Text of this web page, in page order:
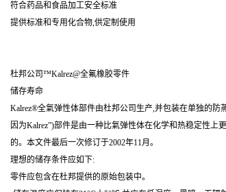
符合药品和食品加工安全标准
提供标准和专用化合物,供定制使用
杜邦公司™Kalrez@全氟橡胶零件
储存寿命
Kalrez®全氣弹性体部件由杜邦公司生产,并包装在单独的防
因为Kalrez”)部件是由一种比氣弹性体在化学和热稳定性
的。本文件最后一次修订于2002年11月。
理想的储存条件应如下:
零件应包含在杜邦提供的原始包装中。